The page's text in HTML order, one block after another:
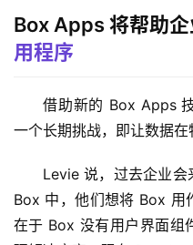
Box Apps 将帮助
用程序
借助新的 Box Apps
一个长期挑战，即让数据在
Levie 说，过去企业会
Box 中，他们想将 Box 用
在于 Box 没有用户界面组